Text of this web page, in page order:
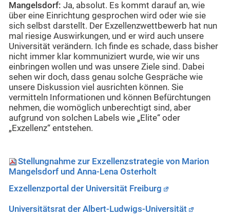
Mangelsdorf: Ja, absolut. Es kommt darauf an, wie
über eine Einrichtung gesprochen wird oder wie sie
sich selbst darstellt. Der Exzellenzwettbewerb hat nun
mal riesige Auswirkungen, und er wird auch unsere
Universität verändern. Ich finde es schade, dass bisher
nicht immer klar kommuniziert wurde, wie wir uns
einbringen wollen und was unsere Ziele sind. Dabei
sehen wir doch, dass genau solche Gespräche wie
unsere Diskussion viel ausrichten können. Sie
vermitteln Informationen und können Befürchtungen
nehmen, die womöglich unberechtigt sind, aber
aufgrund von solchen Labels wie „Elite“ oder
„Exzellenz“ entstehen.
Stellungnahme zur Exzellenzstrategie von Marion
Mangelsdorf und Anna-Lena Osterholt
Exzellenzportal der Universität Freiburg
Universitätsrat der Albert-Ludwigs-Universität